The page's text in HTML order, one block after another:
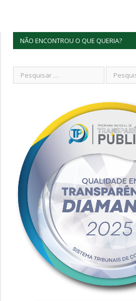
NÃO ENCONTROU O QUE QUERIA?